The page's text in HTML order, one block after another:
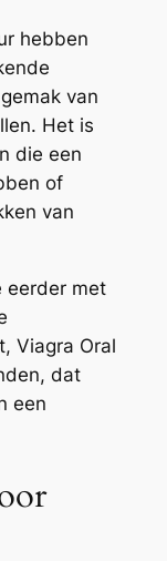
hebben
van
Het is
die een
of
van
eerder met
Viagra Oral
dat
een